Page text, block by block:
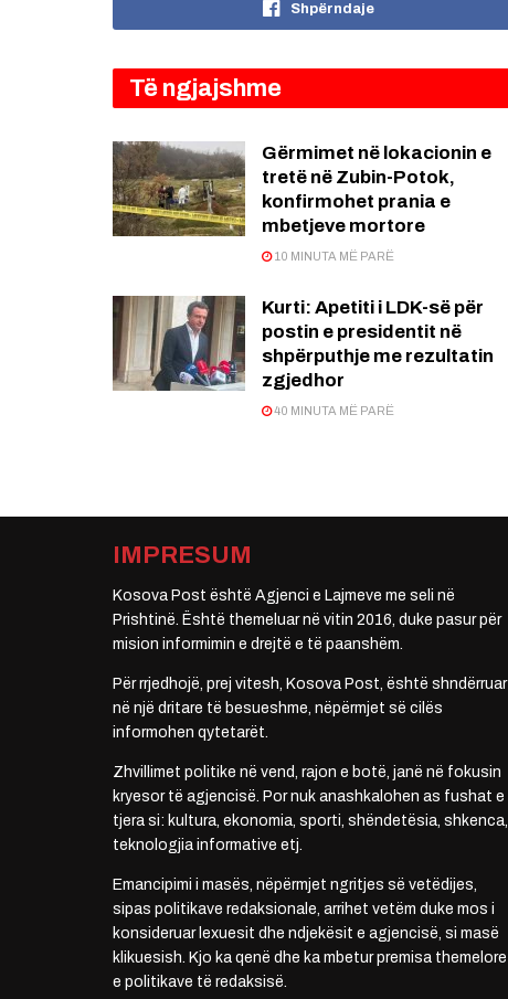
Shpërndaje
Të ngjajshme
Gërmimet në lokacionin e
tretë në Zubin-Potok,
konfirmohet prania e
mbetjeve mortore
10 MINUTA MË PARË
Kurti: Apetiti i LDK-së për
postin e presidentit në
shpërputhje me rezultatin
zgjedhor
40 MINUTA MË PARË
IMPRESUM
Kosova Post është Agjenci e Lajmeve me seli në
Prishtinë. Është themeluar në vitin 2016, duke pasur për
mision informimin e drejtë e të paanshëm.
Për rrjedhojë, prej vitesh, Kosova Post, është shndërruar
në një dritare të besueshme, nëpërmjet së cilës
informohen qytetarët.
Zhvillimet politike në vend, rajon e botë, janë në fokusin
kryesor të agjencisë. Por nuk anashkalohen as fushat e
tjera si: kultura, ekonomia, sporti, shëndetësia, shkenca,
teknologjia informative etj.
Emancipimi i masës, nëpërmjet ngritjes së vetëdijes,
sipas politikave redaksionale, arrihet vetëm duke mos i
konsideruar lexuesit dhe ndjekësit e agjencisë, si masë
klikuesish. Kjo ka qenë dhe ka mbetur premisa themelore
e politikave të redaksisë.